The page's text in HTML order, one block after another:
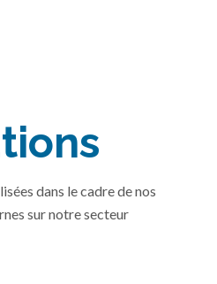
dans le cadre de nos
sur notre secteur